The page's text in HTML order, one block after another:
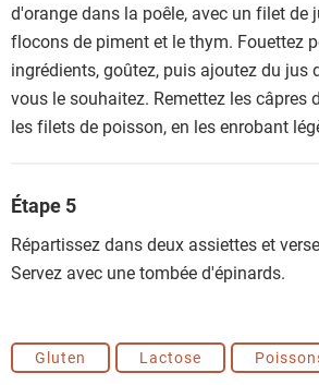
d'orange dans la poêle, avec un filet de
flocons de piment et le thym. Fouettez
ingrédients, goûtez, puis ajoutez du jus
vous le souhaitez. Remettez les câpres
les filets de poisson, en les enrobant
Étape 5
Répartissez dans deux assiettes et
Servez avec une tombée d'épinards.
Gluten Lactose